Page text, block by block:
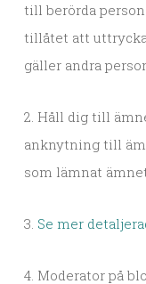
till berörda
tillåtet att
gäller andra
2. Håll dig till
anknytning till
som lämnat
3. Se mer
4. Moderator på